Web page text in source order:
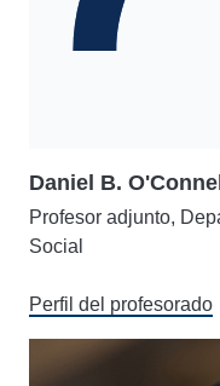
Daniel B.
Profesor adjunto,
Social
Perfil del profesorado